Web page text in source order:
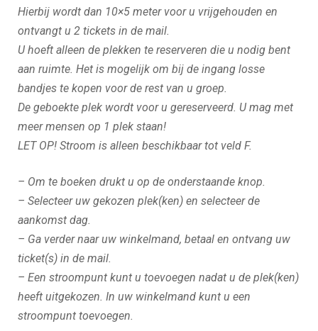
Hierbij wordt dan 10×5 meter voor u vrijgehouden en
ontvangt u 2 tickets in de mail.
U hoeft alleen de plekken te reserveren die u nodig bent
aan ruimte. Het is mogelijk om bij de ingang losse
bandjes te kopen voor de rest van u groep.
De geboekte plek wordt voor u gereserveerd. U mag met
meer mensen op 1 plek staan!
LET OP! Stroom is alleen beschikbaar tot veld F.
– Om te boeken drukt u op de onderstaande knop.
– Selecteer uw gekozen plek(ken) en selecteer de
aankomst dag.
– Ga verder naaruw winkelmand, betaal en ontvang uw
ticket(s) in de mail.
– Een stroompunt kunt u toevoegen nadat u de plek(ken)
heeft uitgekozen. In uw winkelmand kunt u een
stroompunt toevoegen.